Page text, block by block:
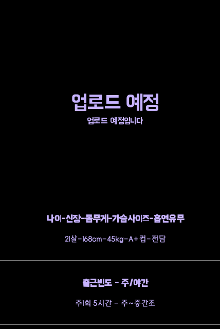
업로드 예정
업로드 예정입니다
나이-신장-몸무게-가슴사이즈-흡연유무
21살-168cm-45kg-A+컵-전담
출근빈도 - 주/야간
주1회 5시간 - 주~중간조